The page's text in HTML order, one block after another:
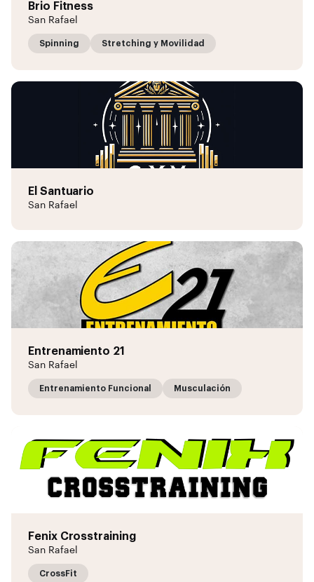
Brio Fitness
San Rafael
Spinning Stretching y Movilidad
El Santuario
San Rafael
Entrenamiento 21
San Rafael
Entrenamiento Funcional Musculación
Fenix Crosstraining
San Rafael
CrossFit